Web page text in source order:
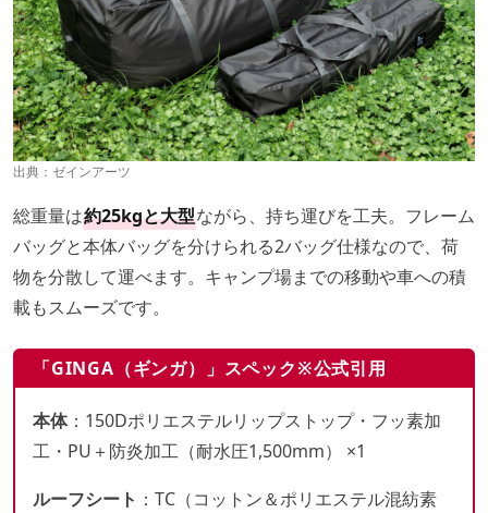
出典： ゼインアーツ
総重量は約25kgと大型ながら、持ち運びを工夫。フレーム
バッグと本体バッグを分けられる2バッグ仕様なので、荷
物を分散して運べます。キャンプ場までの移動や車への積
載もスムーズです。
「GINGA（ギンガ）」スペック※公式引用
本体：150Dポリエステルリップストップ・フッ素加
工・PU＋防炎加工（耐水圧1,500mm） ×1
ルーフシート ：TC（コットン＆ポリエステル混紡素